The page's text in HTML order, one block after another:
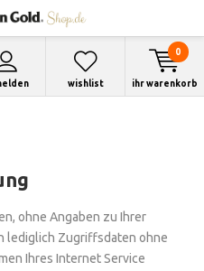
wishlist ihr warenkorb
0
ohne Angaben zu Ihrer
lediglich Zugriffsdaten ohne
Ihres Internet Service